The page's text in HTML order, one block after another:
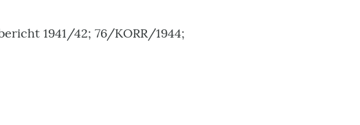
1941/42; 76/KORR/1944;